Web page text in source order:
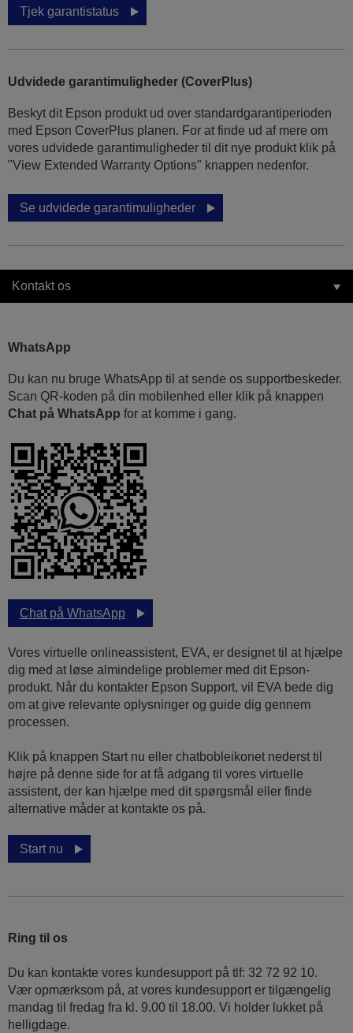
Tjek garantistatus
Udvidede garantimuligheder (CoverPlus)
Beskyt dit Epson produkt ud over standardgarantiperioden
med Epson CoverPlus planen. For at finde ud af mere om
vores udvidede garantimuligheder til dit nye produkt klik på
"View Extended Warranty Options" knappen nedenfor.
Se udvidede garantimuligheder
Kontakt os
WhatsApp
Du kan nu bruge WhatsApp til at sende os supportbeskeder.
Scan QR-koden på din mobilenhed eller klik på knappen
Chat på WhatsApp for at komme i gang.
Chat på WhatsApp
Vores virtuelle onlineassistent, EVA, er designet til at hjælpe
dig med at løse almindelige problemer med dit Epson-
produkt. Når du kontakter Epson Support, vil EVA bede dig
om at give relevante oplysninger og guide dig gennem
processen.
Klik på knappen Start nu eller chatbobleikonet nederst til
højre på denne side for at få adgang til vores virtuelle
assistent, der kan hjælpe med dit spørgsmål eller finde
alternative måder at kontakte os på.
Start nu
Ring til os
Du kan kontakte vores kundesupport på tlf: 32 72 92 10.
Vær opmærksom på, at vores kundesupport er tilgængelig
mandag til fredag ​​fra kl. 9.00 til 18.00. Vi holder lukket på
helligdage.